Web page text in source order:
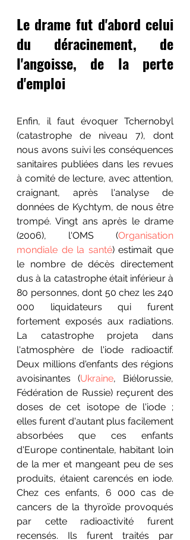
Le drame fut d'abord celui
du déracinement, de
l'angoisse, de la perte
d'emploi
Enfin, il faut évoquer Tchernobyl
(catastrophe de niveau 7), dont
nous avons suivi les conséquences
sanitaires publiées dans les revues
à comité de lecture, avec attention,
craignant, après l'analyse de
données de Kychtym, de nous être
trompé. Vingt ans après le drame
(2006), l'OMS (Organisation
mondiale de la santé) estimait que
le nombre de décès directement
dus à la catastrophe était inférieur à
80 personnes, dont 50 chez les 240
000 liquidateurs qui furent
fortement exposés aux radiations.
La catastrophe projeta dans
l'atmosphère de l'iode radioactif.
Deux millions d'enfants des régions
avoisinantes (Ukraine, Biélorussie,
Fédération de Russie) reçurent des
doses de cet isotope de l'iode ;
elles furent d'autant plus facilement
absorbées que ces enfants
d'Europe continentale, habitant loin
de la mer et mangeant peu de ses
produits, étaient carencés en iode.
Chez ces enfants, 6 000 cas de
cancers de la thyroïde provoqués
par cette radioactivité furent
recensés. Ils furent traités par